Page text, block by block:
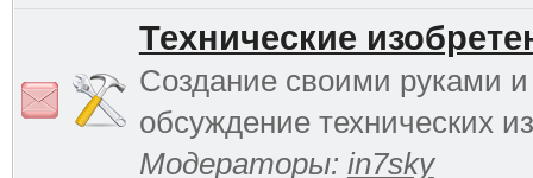
Технические
Создание своими руками и
обсуждение технических
Модераторы: in7sky